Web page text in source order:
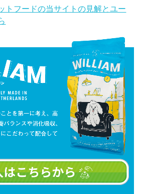
トフードの当サイトの見解とユー